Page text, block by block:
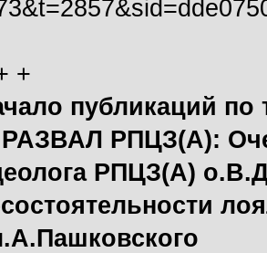
+
публикаций по
РАЗВАЛ РПЦЗ(А):
РПЦЗ(А)